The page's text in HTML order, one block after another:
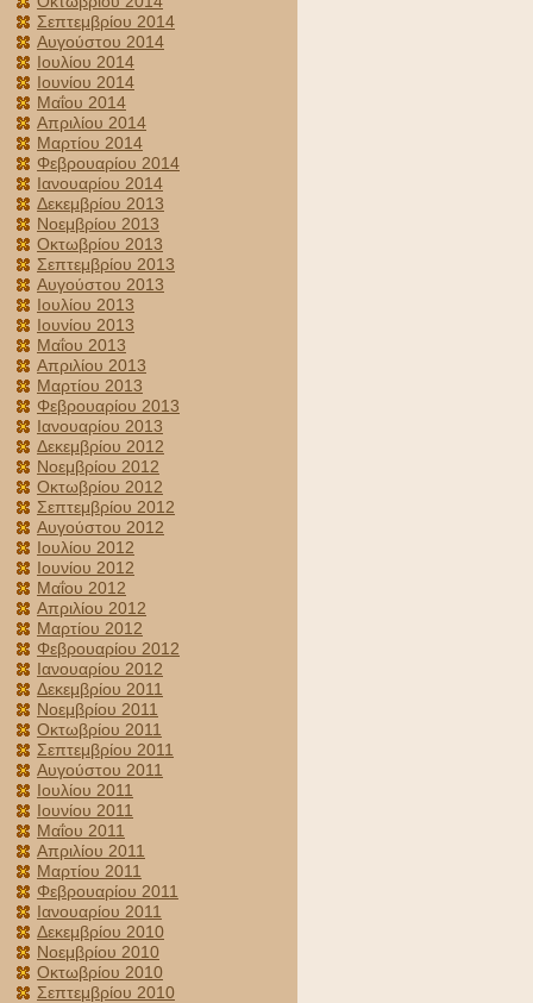
Σεπτεμβρίου 2014
Αυγούστου 2014
Ιουλίου 2014
Ιουνίου 2014
Μαΐου 2014
Απριλίου 2014
Μαρτίου 2014
Φεβρουαρίου 2014
Ιανουαρίου 2014
Δεκεμβρίου 2013
Νοεμβρίου 2013
Οκτωβρίου 2013
Σεπτεμβρίου 2013
Αυγούστου 2013
Ιουλίου 2013
Ιουνίου 2013
Μαΐου 2013
Απριλίου 2013
Μαρτίου 2013
Φεβρουαρίου 2013
Ιανουαρίου 2013
Δεκεμβρίου 2012
Νοεμβρίου 2012
Οκτωβρίου 2012
Σεπτεμβρίου 2012
Αυγούστου 2012
Ιουλίου 2012
Ιουνίου 2012
Μαΐου 2012
Απριλίου 2012
Μαρτίου 2012
Φεβρουαρίου 2012
Ιανουαρίου 2012
Δεκεμβρίου 2011
Νοεμβρίου 2011
Οκτωβρίου 2011
Σεπτεμβρίου 2011
Αυγούστου 2011
Ιουλίου 2011
Ιουνίου 2011
Μαΐου 2011
Απριλίου 2011
Μαρτίου 2011
Φεβρουαρίου 2011
Ιανουαρίου 2011
Δεκεμβρίου 2010
Νοεμβρίου 2010
Οκτωβρίου 2010
Σεπτεμβρίου 2010